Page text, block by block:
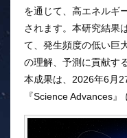
を通じて、高エネルギ
されます。本研究結果
て、発生頻度の低い巨
の理解、予測に貢献す
本成果は、2026年6月
『Science Advances』